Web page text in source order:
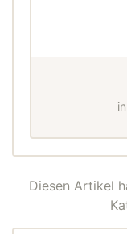
Diesen Artikel